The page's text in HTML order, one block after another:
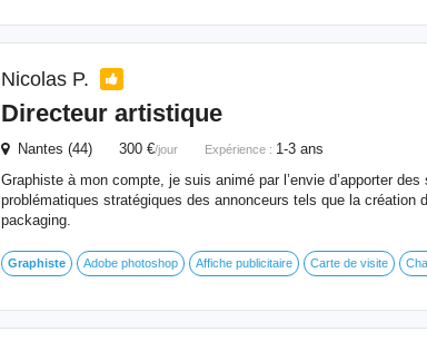
Nicolas P.
Directeur artistique
Nantes (44) 300 €/jour Expérience : 1-3 ans
Graphiste à mon compte, je suis animé par l’envie d’apporter
problématiques stratégiques des annonceurs tels que la création
packaging.
Graphiste Adobe photoshop Affiche publicitaire Carte de visite